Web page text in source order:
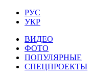
РУС
УКР
ВИДЕО
ФОТО
ПОПУЛЯРНЫЕ
СПЕЦПРОЕКТЫ